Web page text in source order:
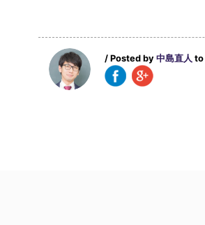
/ Posted by 中島直人 to